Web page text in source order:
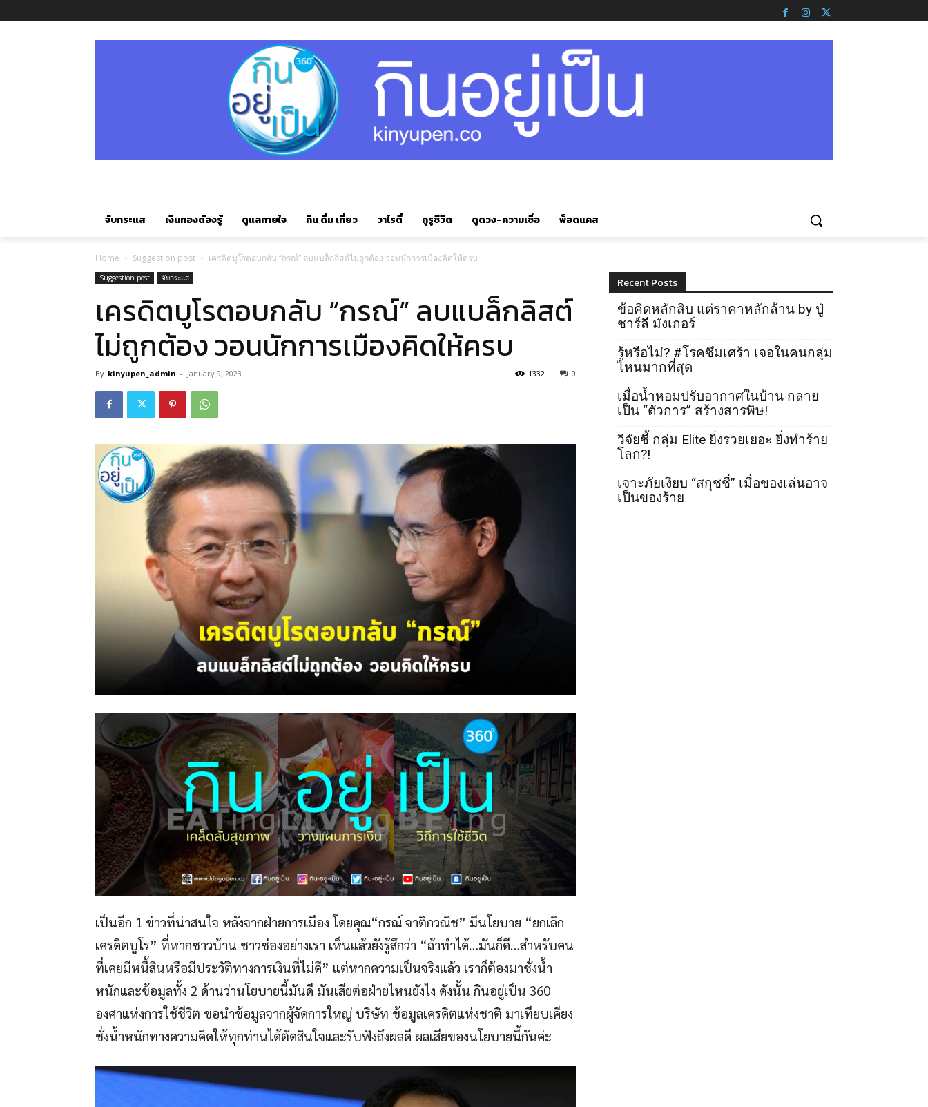
จับกระแส เงินทองต้องรู้ ดูแลกายใจ กิน ดื่ม เที่ยว วาไรตี้ กูรูชีวิต ดูดวง-ความเชื่อ พ็อดแคส
Home Suggestion post เครดิตบูโรตอบกลับ “กรณ์” ลบแบล็กลิสต์ไม่ถูกต้อง วอนนักการเมืองคิดให้ครบ
Suggestion post จับกระแส
เครดิตบูโรตอบกลับ “กรณ์” ลบแบล็กลิสต์
ไม่ถูกต้อง วอนนักการเมืองคิดให้ครบ
By kinyupen_admin - January 9, 2023 0
1332
เป็นอีก 1 ข่าวที่น่าสนใจ หลังจากฝ่ายการเมือง โดยคุณ“กรณ์ จาติกวณิช” มีนโยบาย “ยกเลิก
เครดิตบูโร” ที่หากชาวบ้าน ชาวช่องอย่างเรา เห็นแล้วยังรู้สึกว่า “ถ้าทำได้…มันก็ดี…สำหรับคน
ที่เคยมีหนี้สินหรือมีประวัติทางการเงินที่ไม่ดี” แต่หากความเป็นจริงแล้ว เราก็ต้องมาชั่งน้ำ
หนักและข้อมูลทั้ง 2 ด้านว่านโยบายนี้มันดี มันเสียต่อฝ่ายไหนยังไง ดังนั้น กินอยู่เป็น 360
องศาแห่งการใช้ชีวิต ขอนำข้อมูลจากผู้จัดการใหญ่ บริษัท ข้อมูลเครดิตแห่งชาติ มาเทียบเคียง
ชั่งน้ำหนักทางความคิดให้ทุกท่านได้ตัดสินใจและรับฟังถึงผลดี ผลเสียของนโยบายนี้กันค่ะ
Recent Posts
ข้อคิดหลักสิบ แต่ราคาหลักล้าน by ปู่
ชาร์ลี มังเกอร์
รู้หรือไม่? #โรคซึมเศร้า เจอในคนกลุ่ม
ไหนมากที่สุด
เมื่อน้ำหอมปรับอากาศในบ้าน กลาย
เป็น “ตัวการ” สร้างสารพิษ!
วิจัยชี้ กลุ่ม Elite ยิ่งรวยเยอะ ยิ่งทำร้าย
โลก?!
เจาะภัยเงียบ “สกุชชี่” เมื่อของเล่นอาจ
เป็นของร้าย